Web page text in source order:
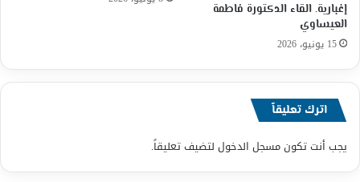
إغبارية. القاء الدكتورة فاطمة
العيساوي
15 يونيو، 2026
اترك تعليقاً
يجب أنت تكونمسجل الدخول لتضيف تعليقاً.